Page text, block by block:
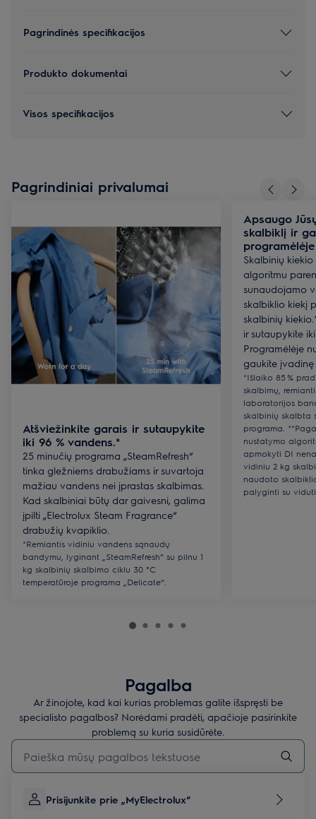
Pagrindinės specifikacijos
Produkto dokumentai
Visos specifikacijos
Pagrindiniai privalumai
Atšviežinkite garais ir sutaupykite
iki 96 % vandens.*
25 minučių programa „SteamRefresh“
tinka gležniems drabužiams ir suvartoja
mažiau vandens nei įprastas skalbimas.
Kad skalbiniai būtų dar gaivesni, galima
įpilti „Electrolux Steam Fragrance“
drabužių kvapiklio.
*Remiantis vidiniu vandens sąnaudų
bandymu, lyginant „SteamRefresh“ su pilnu 1
kg skalbinių skalbimo ciklu 30 °C
temperatūroje programa „Delicate“.
Apsaugo
skalbiklį ir
programėlėje
Skalbinių
algoritmu
sunaudojamo
skalbiklio kiekį
skalbinių
ir sutaupykite
Programėlėje
gaukite
*Išlaiko 85 %
skalbimų,
laboratorijos
skalbinių skalbta
programa.
nustatymo
apmokyti DI
vidiniu 2 kg
naudoto
palyginti su
Pagalba
Ar žinojote, kad kai kurias problemas galite išspręsti be
specialisto pagalbos? Norėdami pradėti, apačioje pasirinkite
problemą su kuria susidūrėte.
Įveskite tekstą, jei norite ieškoti pagalbinių straipsnių
Prisijunkite prie „MyElectrolux“